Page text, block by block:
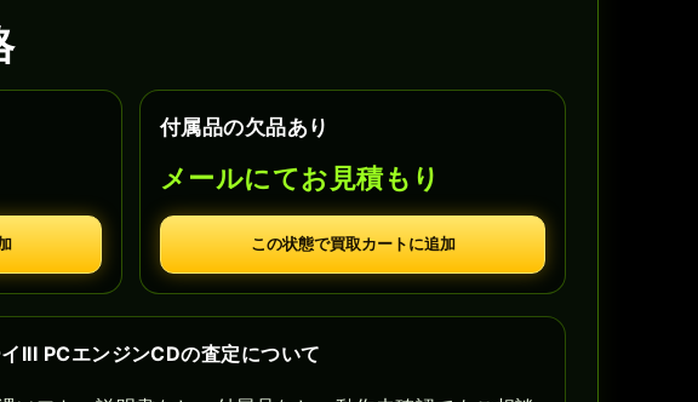
付属品の欠品あり
メールにてお見積もり
この状態で買取カートに追加
III PCエンジンCDの査定について